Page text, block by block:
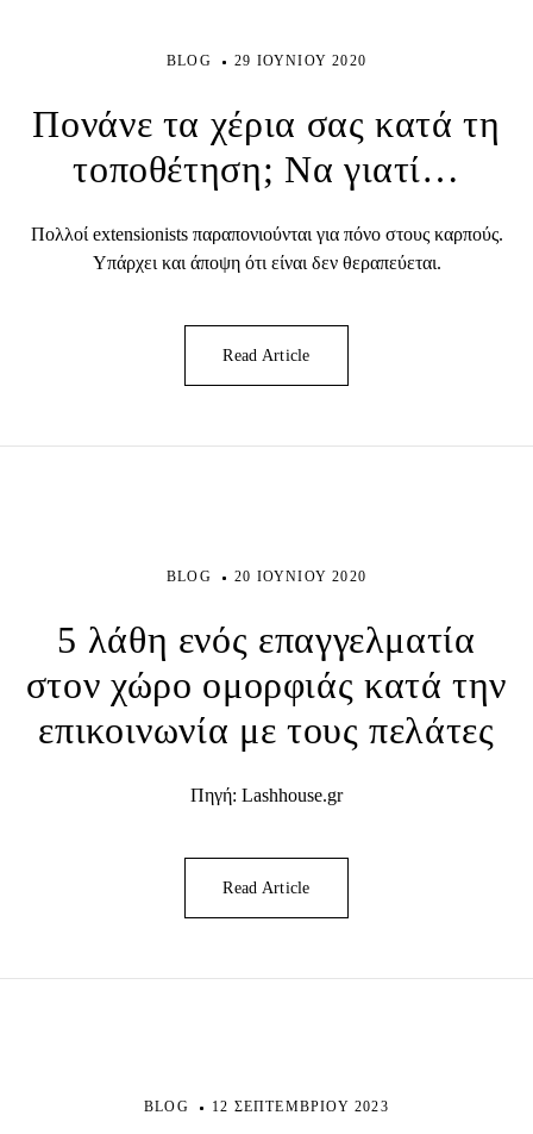
BLOG 29 ΙΟΥΝΊΟΥ 2020
Πονάνε τα χέρια σας κατά τη
τοποθέτηση; Να γιατί…
Πολλοί extensionists παραπονιούνται για πόνο στους καρπούς.
Υπάρχει και άποψη ότι είναι δεν θεραπεύεται.
Read Article
BLOG 20 ΙΟΥΝΊΟΥ 2020
5 λάθη ενός επαγγελματία
στον χώρο ομορφιάς κατά την
επικοινωνία με τους πελάτες
Πηγή: Lashhouse.gr
Read Article
BLOG 12 ΣΕΠΤΕΜΒΡΊΟΥ 2023